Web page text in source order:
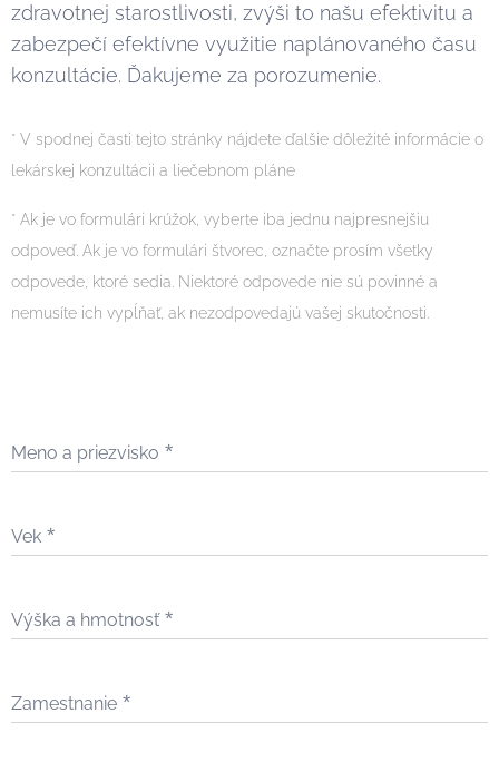
zdravotnej starostlivosti, zvýši to našu efektivitu a
zabezpečí efektívne využitie naplánovaného času
konzultácie. Ďakujeme za porozumenie.
* V spodnej časti tejto stránky nájdete ďalšie dôležité informácie o
lekárskej konzultácii a liečebnom pláne
* Ak je vo formulári krúžok, vyberte iba jednu najpresnejšiu
odpoveď. Ak je vo formulári štvorec, označte prosím všetky
odpovede, ktoré sedia. Niektoré odpovede nie sú povinné a
nemusíte ich vypĺňať, ak nezodpovedajú vašej skutočnosti.
Meno a priezvisko
Vek
Výška a hmotnosť
Zamestnanie